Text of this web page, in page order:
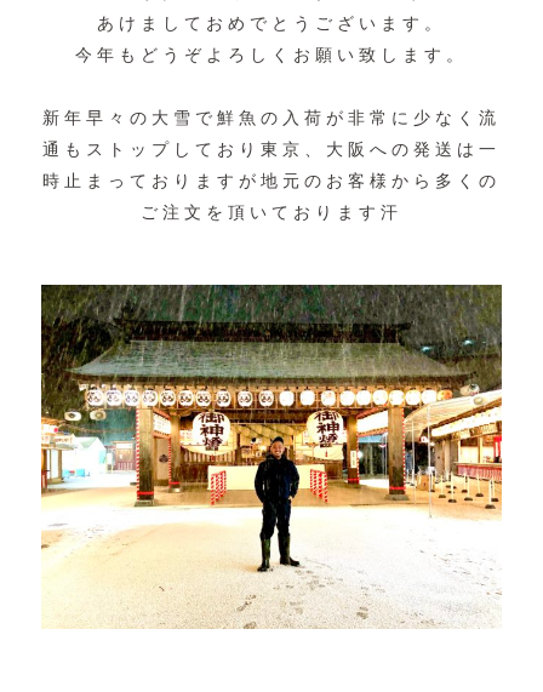
あけましておめでとうございます。
今年もどうぞよろしくお願い致します。
新年早々の大雪で鮮魚の入荷が非常に少なく流
通もストップしており東京、大阪への発送は一
時止まっておりますが地元のお客様から多くの
ご注文を頂いております汗